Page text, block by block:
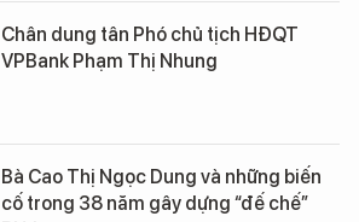
Chân dung tân Phó chủ tịch HĐQT
VPBank Phạm Thị Nhung
Bà Cao Thị Ngọc Dung và những biến
cố trong 38 năm gây dựng “đế chế”